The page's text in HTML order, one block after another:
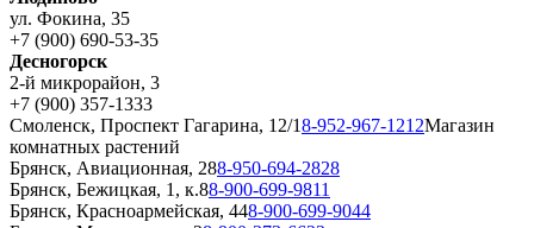
ул. Фокина, 35
+7 (900) 690-53-35
Десногорск
2-й микрорайон, 3
+7 (900) 357-1333
Смоленск, Проспект Гагарина, 12/18-952-967-1212Магазин
комнатных растений
Брянск, Авиационная, 288-950-694-2828
Брянск, Бежицкая, 1, к.88-900-699-9811
Брянск, Красноармейская, 448-900-699-9044